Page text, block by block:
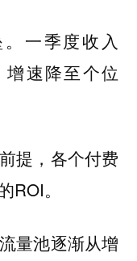
一季度收入
增速降至个位
提，各个付费
。
量池逐渐从增